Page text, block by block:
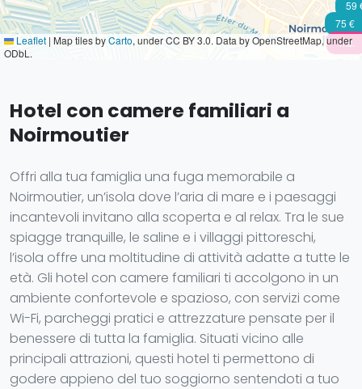
n.c.
59
75 €
Leaflet | Map tiles byCarto, under CC BY 3.0. Data by OpenStreetMap, under
ODbL.
Hotel con camere familiari a
Noirmoutier
Offri alla tua famiglia una fuga memorabile a
Noirmoutier, un’isola dove l’aria di mare e i paesaggi
incantevoli invitano alla scoperta e al relax. Tra le sue
spiagge tranquille, le saline e i villaggi pittoreschi,
l’isola offre una moltitudine di attività adatte a tutte le
età. Gli hotel con camere familiari ti accolgono in un
ambiente confortevole e spazioso, con servizi come
Wi-Fi, parcheggi pratici e attrezzature pensate per il
benessere di tutta la famiglia. Situati vicino alle
principali attrazioni, questi hotel ti permettono di
godere appieno del tuo soggiorno sentendoti a tuo